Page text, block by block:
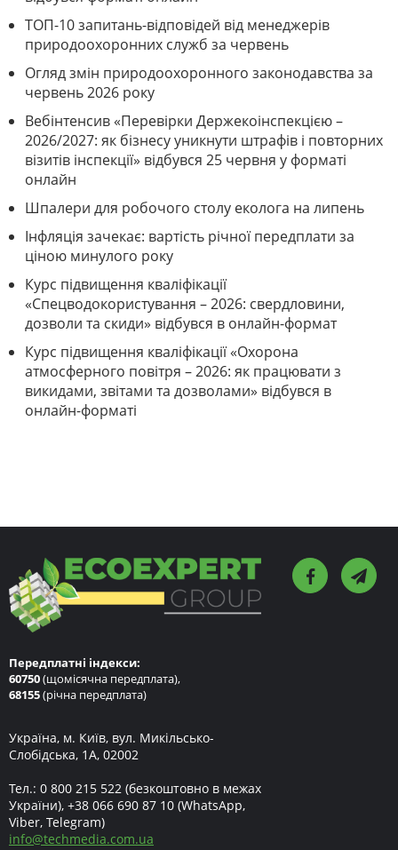
ТОП-10 запитань-відповідей від менеджерів
природоохоронних служб за червень
Огляд змін природоохоронного законодавства за
червень 2026 року
Вебінтенсив «Перевірки Держекоінспекцією –
2026/2027: як бізнесу уникнути штрафів і повторних
візитів інспекції» відбувся 25 червня у форматі
онлайн
Шпалери для робочого столу еколога на липень
Інфляція зачекає: вартість річної передплати за
ціною минулого року
Курс підвищення кваліфікації
«Спецводокористування – 2026: свердловини,
дозволи та скиди» відбувся в онлайн-формат
Курс підвищення кваліфікації «Охорона
атмосферного повітря – 2026: як працювати з
викидами, звітами та дозволами» відбувся в
онлайн-форматі
Передплатні індекси:
60750(щомісячна передплата),
68155(річна передплата)
Україна, м. Київ, вул. Микільсько-
Слобідська, 1А, 02002
Тел.: 0 800 215 522 (безкоштовно в межах
України), +38 066 690 87 10 (WhatsApp,
Viber, Telegram)
info@techmedia.com.ua